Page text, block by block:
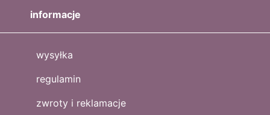
informacje
wysyłka
regulamin
zwroty i reklamacje